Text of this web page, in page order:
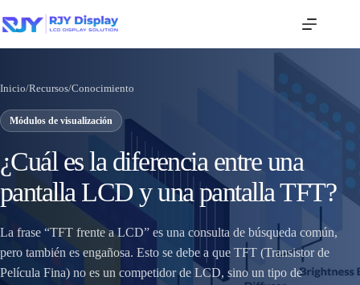
Inicio/Recursos/Conocimiento
Módulos de visualización
¿Cuál es la diferencia entre una
pantalla LCD y una pantalla TFT?
La frase “TFT frente a LCD” es una consulta de búsqueda común,
pero también es engañosa. Esto se debe a que TFT (Transistor de
Película Fina) no es un competidor de LCD, sino un tipo de